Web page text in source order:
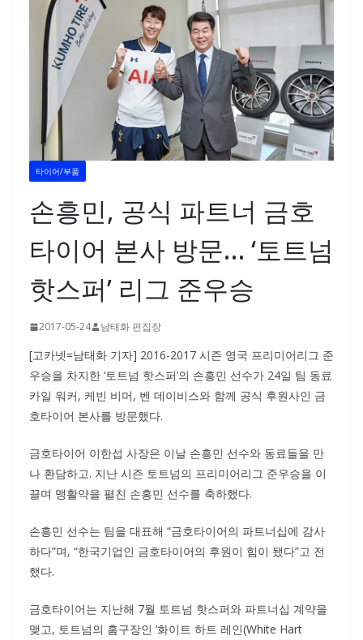
타이어/부품
손흥민, 공식 파트너 금호
타이어 본사 방문… ‘토트넘
핫스퍼’ 리그 준우승
2017-05-24 남태화 편집장
[고카넷=남태화 기자] 2016-2017 시즌 영국 프리미어리그 준
우승을 차지한 ‘토트넘 핫스퍼’의 손흥민 선수가 24일 팀 동료
카일 워커, 케빈 비머, 벤 데이비스와 함께 공식 후원사인 금
호타이어 본사를 방문했다.
금호타이어 이한섭 사장은 이날 손흥민 선수와 동료들을 만
나 환담하고. 지난 시즌 토트넘의 프리미어리그 준우승을 이
끌며 맹활약을 펼친 손흥민 선수를 축하했다.
손흥민 선수는 팀을 대표해 “금호타이어의 파트너십에 감사
하다”며, “한국기업인 금호타이어의 후원이 힘이 됐다”고 전
했다.
금호타이어는 지난해 7월 토트넘 핫스퍼와 파트너십 계약을
맺고, 토트넘의 홈구장인 ‘화이트 하트 레인(White Hart